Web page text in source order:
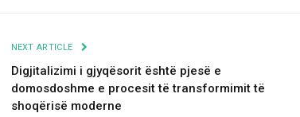
NEXT ARTICLE
Digjitalizimi i gjyqësorit është pjesë e
domosdoshme e procesit të transformimit të
shoqërisë moderne